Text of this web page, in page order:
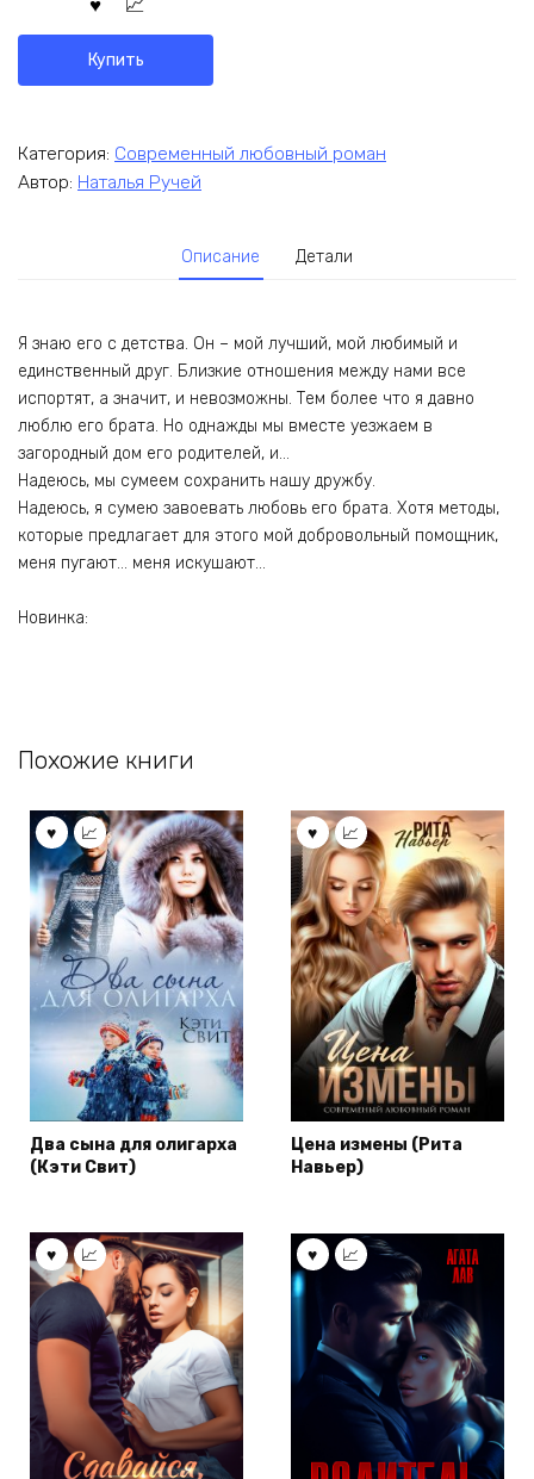
Купить
Категория: Современный любовный роман
Автор: Наталья Ручей
Описание Детали
Я знаю его с детства. Он – мой лучший, мой любимый и
единственный друг. Близкие отношения между нами все
испортят, а значит, и невозможны. Тем более что я давно
люблю его брата. Но однажды мы вместе уезжаем в
загородный дом его родителей, и…
Надеюсь, мы сумеем сохранить нашу дружбу.
Надеюсь, я сумею завоевать любовь его брата. Хотя методы,
которые предлагает для этого мой добровольный помощник,
меня пугают… меня искушают…
Новинка:
Похожие книги
Два сына для олигарха
(Кэти Свит)
Цена измены (Рита
Навьер)